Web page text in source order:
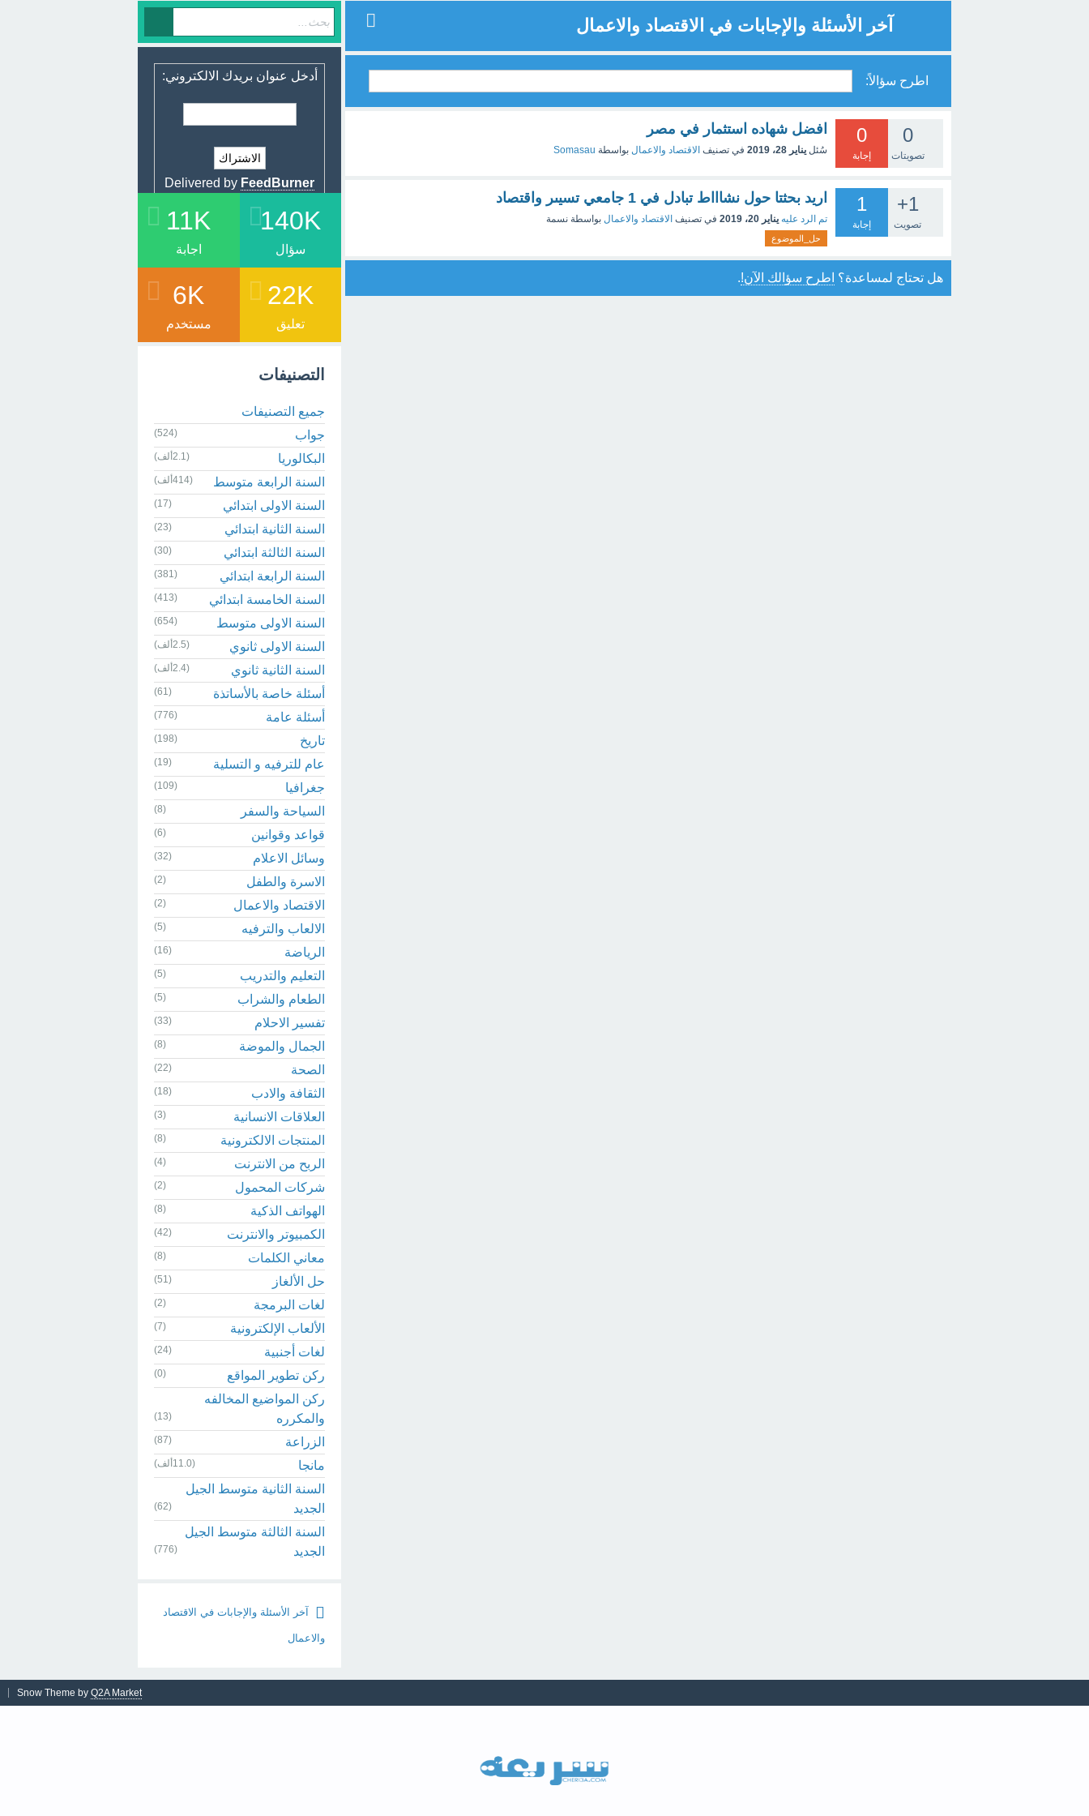
آخر الأسئلة والإجابات في الاقتصاد والاعمال
اطرح سؤالاً:
0
تصويتات
0
إجابة
افضل شهاده استثمار في مصر
سُئل يناير 28، 2019 في تصنيف الاقتصاد والاعمال بواسطة Somasau
+1
تصويت
1
إجابة
اريد بحثتا حول نشاااط تبادل في 1 جامعي تسيىر واقتصاد
تم الرد عليه يناير 20، 2019 في تصنيف الاقتصاد والاعمال بواسطة نسمة
حل_الموضوع
هل تحتاج لمساعدة؟ اطرح سؤالك الآن!.
أدخل عنوان بريدك الالكتروني:
Delivered by FeedBurner
140K
سؤال
11K
اجابة
22K
تعليق
6K
مستخدم
التصنيفات
جميع التصنيفات
جواب
(524)
البكالوريا (2.1ألف)
السنة الرابعة متوسط (414ألف)
السنة الاولى ابتدائي (17)
السنة الثانية ابتدائي (23)
السنة الثالثة ابتدائي (30)
السنة الرابعة ابتدائي (381)
السنة الخامسة ابتدائي (413)
السنة الاولى متوسط (654)
السنة الاولى ثانوي (2.5ألف)
السنة الثانية ثانوي (2.4ألف)
أسئلة خاصة بالأساتذة (61)
أسئلة عامة (776)
تاريخ (198)
عام للترفيه و التسلية (19)
جغرافيا (109)
السياحة والسفر (8)
قواعد وقوانين (6)
وسائل الاعلام (32)
الاسرة والطفل (2)
الاقتصاد والاعمال (2)
الالعاب والترفيه (5)
الرياضة (16)
التعليم والتدريب (5)
الطعام والشراب (5)
تفسير الاحلام (33)
الجمال والموضة (8)
الصحة (22)
الثقافة والادب (18)
العلاقات الانسانية (3)
المنتجات الالكترونية (8)
الربح من الانترنت (4)
شركات المحمول (2)
الهواتف الذكية (8)
الكمبيوتر والانترنت (42)
معاني الكلمات (8)
حل الألغاز (51)
لغات البرمجة (2)
الألعاب الإلكترونية (7)
لغات أجنبية (24)
ركن تطوير المواقع (0)
ركن المواضيع المخالفه
والمكرره
(13)
الزراعة (87)
مانجا (11.0ألف)
السنة الثانية متوسط الجيل
الجديد
(62)
السنة الثالثة متوسط الجيل
الجديد
(776)
آخر الأسئلة والإجابات في الاقتصاد
والاعمال
Snow Theme by Q2A Market